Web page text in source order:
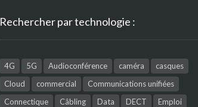
Rechercher par technologie :
4G 5G Audioconférence caméra
casques
Cloud
commercial
Communications unifiées
Connectique
Câbling Data DECT
Emploi